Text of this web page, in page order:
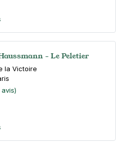
- Le Peletier
la Victoire